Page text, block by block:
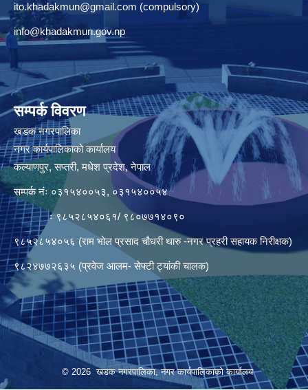
ito.khadakmun@gmail.com (compulsory)
info@khadakmun.gov.np
सम्पर्क विवरण
खडक नगरपालिका
नगर कार्यपालिकाको कार्यालय
कल्याणपुर, सप्तरी, मधेश प्रदेश, नेपाल
सम्पर्क नंः ०३१५४००५३, ०३१५४००५४
ः ९८५२८५४०६१/ ९८०७७१४०९०
९८५२८५४०५६ (राम भोल प्रसाद चौधरी थारु -नगर प्रहरी सहायक निरीक्षक)
९८२४७७२६३५ (प्रवेज आलम- सेफ्टी ट्यांकी चालक)
© 2026 खडक नगरपालिका, नगर कार्यपालिकाकाे कार्यालय